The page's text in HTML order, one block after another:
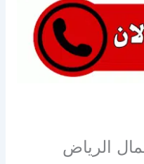
الرياض